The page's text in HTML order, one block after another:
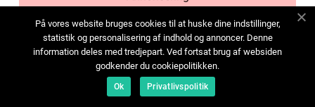
Cookies
Kontakta oss
Sitemap
På vores website bruges cookies til at huske dine indstillinger,
statistik og personalisering af indhold og annoncer. Denne
information deles med tredjepart. Ved fortsat brug af websiden
godkender du cookiepolitikken.
Ok Privatlivspolitik